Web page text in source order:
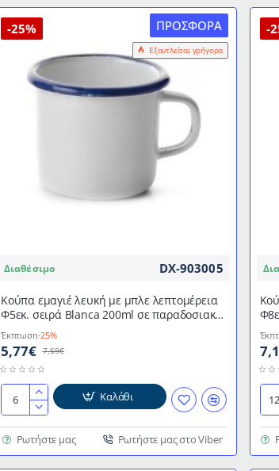
ΠΡΟΣΦΟΡΆ
Εξαντλείται γρήγορα
-25%
Διαθέσιμο DX-903005
Κούπα εμαγιέ λευκή με μπλε λεπτομέρεια
Φ5εκ. σειρά Blanca 200ml σε παραδοσιακό
κομψό ύφος IBILI
Έκπτωση-25%
5,77€ 7,69€
Κούπα
λευκή
με
Καλάθι
Ρωτήστε μας Ρωτήστε μας στο Viber
-
με